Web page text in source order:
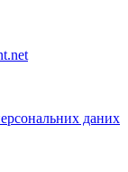
даних